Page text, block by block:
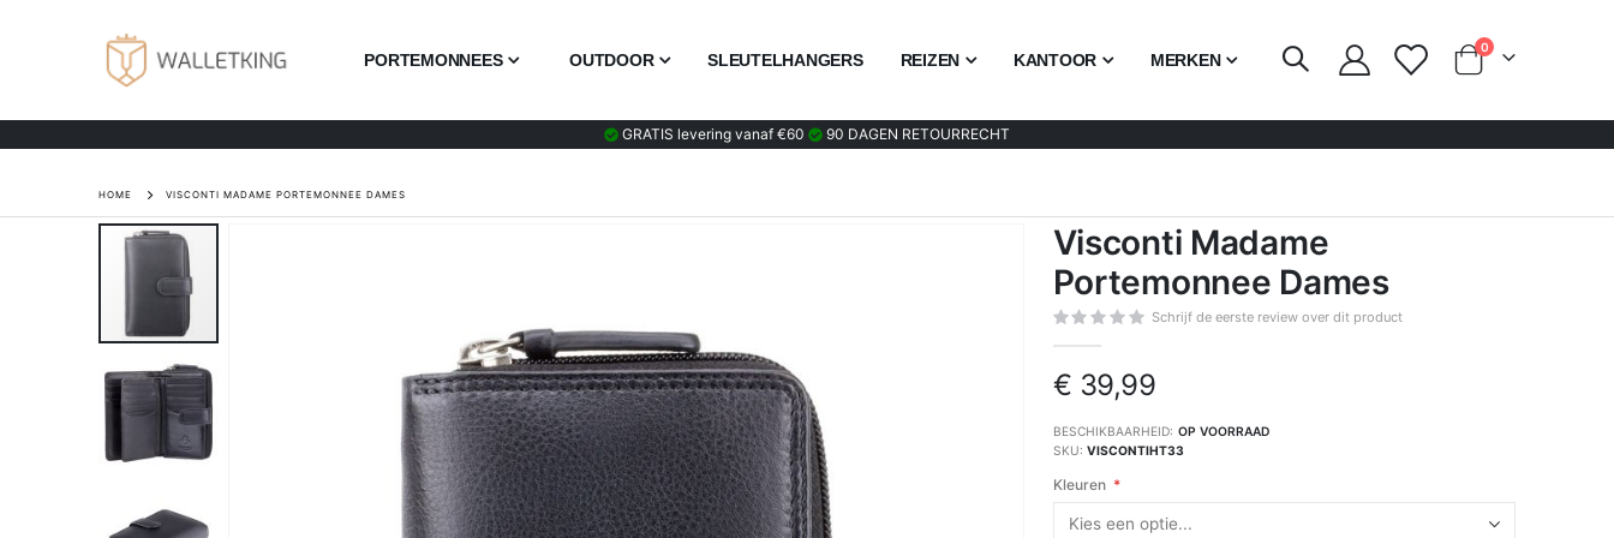
PORTEMONNEES OUTDOOR SLEUTELHANGERS REIZEN KANTOOR MERKEN Cart
0producten
GRATIS levering vanaf €60 90 DAGEN RETOURRECHT
HOME VISCONTI MADAME PORTEMONNEE DAMES
Ga
naar
gallerij
Visconti Madame
Portemonnee Dames
Schrijf de eerste review over dit product
€ 39,99
BESCHIKBAARHEID: OP VOORRAAD
SKU VISCONTIHT33
Kleuren